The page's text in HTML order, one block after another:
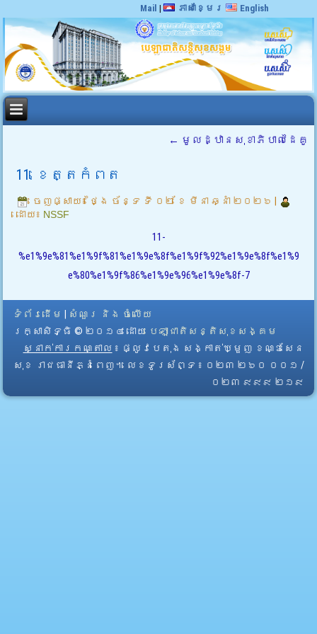
Mail | ភាសាខ្មែរ English
← មូលដ្ឋានសុខាភិបាលដៃគូ
11. ខេត្តកំពត
ចេញផ្សាយ៖ ថ្ងៃ ច័ន្ទ ទី ០២ ខែ មីនា ឆ្នាំ ២០២៦
ដោយ៖ NSSF
11-
%e1%9e%81%e1%9f%81%e1%9e%8f%e1%9f%92%e1%9e%8f%e1%9
e%80%e1%9f%86%e1%9e%96%e1%9e%8f-7
ទំព័រដើម
សំណួរ និង ចំលើយ
រក្សាសិទ្ធិ © ២០១៤ ដោយ​ បេឡាជាតិសន្តិសុខសង្គម
ស្នាក់ការកណ្តាល ៖ ផ្លូវបេតុង សង្កាត់ឃ្មួញ ខណ្ឌសែន
សុខ រាជធានីភ្នំពេញ។ លេខទូរស័ព្ទ ៖ ០២៣ ២៦០ ០០១ /
០២៣ ៩៩៩ ២១៩